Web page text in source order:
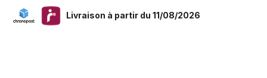
Livraison à partir du 11/08/2026